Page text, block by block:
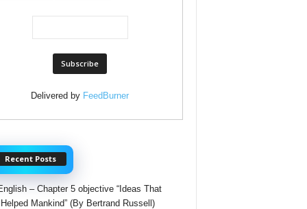
Delivered by FeedBurner
Recent Posts
– Chapter 5 objective “Ideas That
Mankind” (By Bertrand Russell)